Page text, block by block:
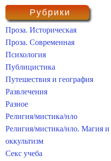
Рубрики
Проза. Историческая
Проза. Современная
Психология
Публицистика
Путешествия и география
Развлечения
Разное
Религия/мистика/нло
Религия/мистика/нло. Магия и
оккультизм
Секс учеба